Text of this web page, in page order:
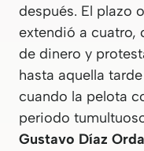
después. El plazo
extendió a cuatro,
de dinero y
hasta aquella
cuando la pelota
periodo
Gustavo Díaz